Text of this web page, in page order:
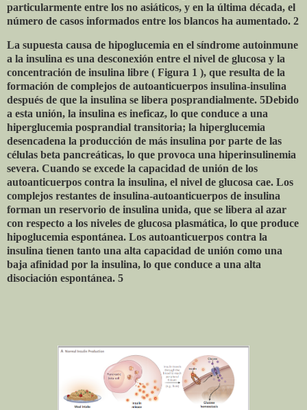
particularmente entre los no asiáticos, y en la última década, el
número de casos informados entre los blancos ha aumentado. 2
La supuesta causa de hipoglucemia en el síndrome autoinmune
a la insulina es una desconexión entre el nivel de glucosa y la
concentración de insulina libre ( Figura 1 ), que resulta de la
formación de complejos de autoanticuerpos insulina-insulina
después de que la insulina se libera posprandialmente. 5Debido
a esta unión, la insulina es ineficaz, lo que conduce a una
hiperglucemia posprandial transitoria; la hiperglucemia
desencadena la producción de más insulina por parte de las
células beta pancreáticas, lo que provoca una hiperinsulinemia
severa. Cuando se excede la capacidad de unión de los
autoanticuerpos contra la insulina, el nivel de glucosa cae. Los
complejos restantes de insulina-autoanticuerpos de insulina
forman un reservorio de insulina unida, que se libera al azar
con respecto a los niveles de glucosa plasmática, lo que produce
hipoglucemia espontánea. Los autoanticuerpos contra la
insulina tienen tanto una alta capacidad de unión como una
baja afinidad por la insulina, lo que conduce a una alta
disociación espontánea. 5